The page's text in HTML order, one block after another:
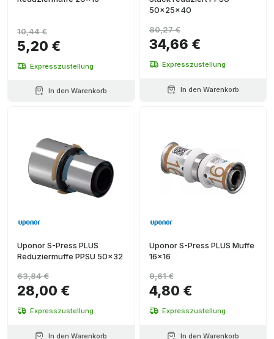
5,20 €
10,44 €
Expresszustellung
In den Warenkorb
50x25x40
34,66 €
80,27 €
Expresszustellung
In den Warenkorb
Uponor S-Press PLUS
Reduziermuffe PPSU 50x32
28,00 €
63,84 €
Expresszustellung
In den Warenkorb
Uponor S-Press PLUS Muffe
16x16
4,80 €
9,61 €
Expresszustellung
In den Warenkorb